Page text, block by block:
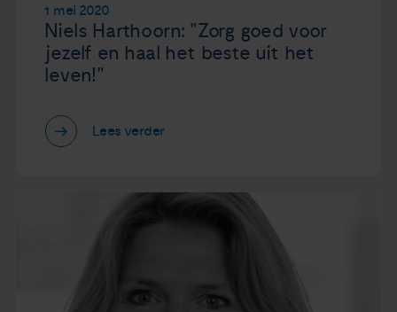
1 mei 2020
Niels Harthoorn: "Zorg goed voor
jezelf en haal het beste uit het
leven!"
Lees verder